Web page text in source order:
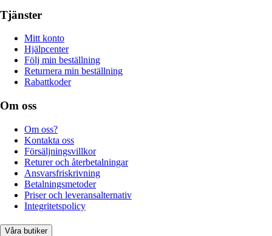
Tjänster
Mitt konto
Hjälpcenter
Följ min beställning
Returnera min beställning
Rabattkoder
Om oss
Om oss?
Kontakta oss
Försäljningsvillkor
Returer och återbetalningar
Ansvarsfriskrivning
Betalningsmetoder
Priser och leveransalternativ
Integritetspolicy
Våra butiker